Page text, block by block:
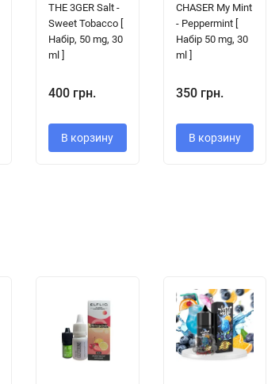
THE 3GER Salt -
Sweet Tobacco [
Набір, 50 mg, 30
ml ]
400 грн.
В корзину
CHASER My Mint
- Peppermint [
Набір 50 mg, 30
ml ]
350 грн.
В корзину